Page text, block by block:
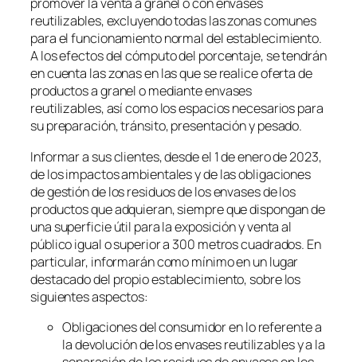
reutilizables, excluyendo todas las zonas comunes
para el funcionamiento normal del establecimiento.
A los efectos del cómputo del porcentaje, se tendrán
en cuenta las zonas en las que se realice oferta de
productos a granel o mediante envases
reutilizables, así como los espacios necesarios para
su preparación, tránsito, presentación y pesado.
Informar a sus clientes, desde el 1 de enero de 2023,
de los impactos ambientales y de las obligaciones
de gestión de los residuos de los envases de los
productos que adquieran, siempre que dispongan de
una superficie útil para la exposición y venta al
público igual o superior a 300 metros cuadrados. En
particular, informarán como mínimo en un lugar
destacado del propio establecimiento, sobre los
siguientes aspectos:
Obligaciones del consumidor en lo referente a
la devolución de los envases reutilizables y a la